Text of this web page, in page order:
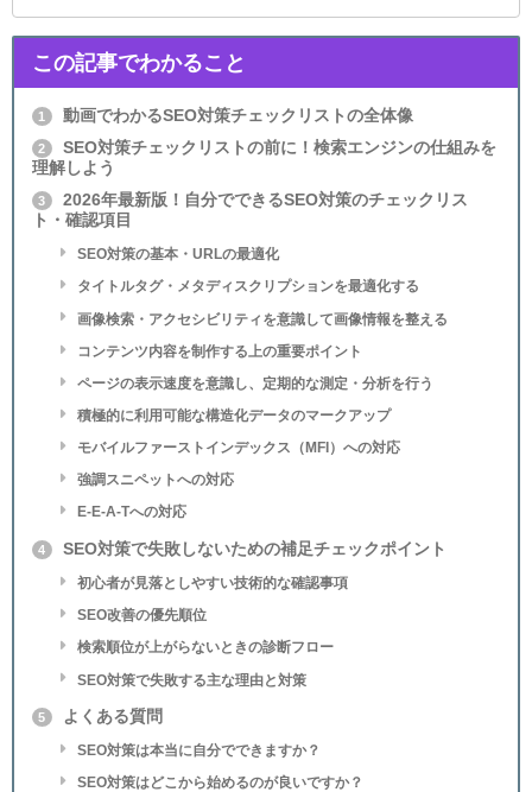
この記事でわかること
1 動画でわかるSEO対策チェックリストの全体像
2
SEO対策チェックリストの前に！検索エンジンの仕組みを
理解しよう
3
2026年最新版！自分でできるSEO対策のチェックリス
ト・確認項目
SEO対策の基本・URLの最適化
タイトルタグ・メタディスクリプションを最適化する
画像検索・アクセシビリティを意識して画像情報を整える
コンテンツ内容を制作する上の重要ポイント
ページの表示速度を意識し、定期的な測定・分析を行う
積極的に利用可能な構造化データのマークアップ
モバイルファーストインデックス（MFI）への対応
強調スニペットへの対応
E-E-A-Tへの対応
4 SEO対策で失敗しないための補足チェックポイント
初心者が見落としやすい技術的な確認事項
SEO改善の優先順位
検索順位が上がらないときの診断フロー
SEO対策で失敗する主な理由と対策
5 よくある質問
SEO対策は本当に自分でできますか？
SEO対策はどこから始めるのが良いですか？